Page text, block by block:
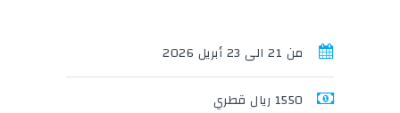
من 21 الى 23 أبريل 2026
1550 ريال قطري